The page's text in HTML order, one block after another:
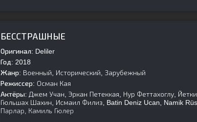
БЕССТРАШНЫЕ
Оригинал: Deliler
Год: 2018
Жанр: Военный, Исторический, Зарубежный
Режиссер: Осман Кая
Актёры: Джем Учан, Эркан Петеккая, Нур Феттахоглу,
Гюльшах Шахин, Исмаил Филиз, Batin Deniz Ucan, Namik
Парлар, Камиль Гюлер